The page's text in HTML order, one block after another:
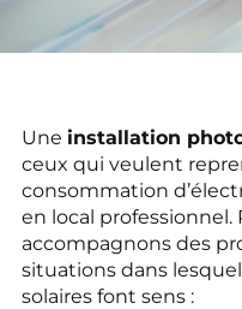
Une installation
ceux qui veulent
consommation
en local
accompagnons des
situations dans
solaires font sens :